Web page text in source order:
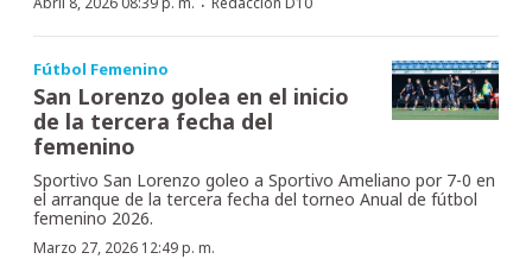
Fútbol Femenino
San Lorenzo golea en el inicio
de la tercera fecha del
femenino
Sportivo San Lorenzo goleo a Sportivo Ameliano por 7-0 en
el arranque de la tercera fecha del torneo Anual de fútbol
femenino 2026.
Marzo 27, 2026 12:49 p. m.